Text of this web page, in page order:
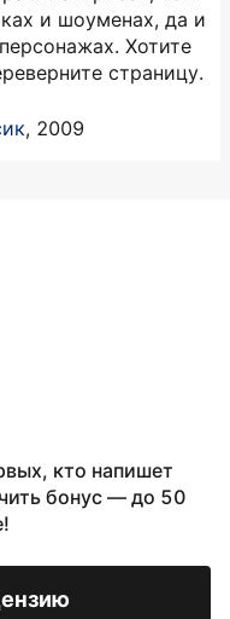
и шоуменах, да и
Хотите
страницу.
, 2009
кто напишет
бонус — до 50